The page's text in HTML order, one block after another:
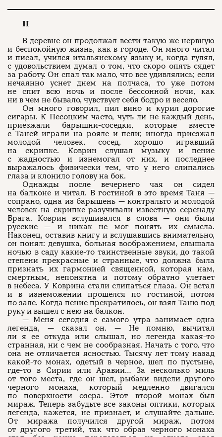
II
В деревне он продолжал вести такую же нервную
и беспокойную жизнь, как в городе. Он много читал
и писал, учился итальянскому языку и, когда гулял,
с удовольствием думал о том, что скоро опять сядет
за работу. Он спал так мало, что все удивлялись; если
нечаянно уснет днем на полчаса, то уже потом
не спит всю ночь и после бессонной ночи, как
ни в чем не бывало, чувствует себя бодро и весело.
Он много говорил, пил вино и курил дорогие
сигары. К Песоцким часто, чуть ли не каждый день,
приезжали барышни-соседки, которые вместе
с Таней играли на рояле и пели; иногда приезжал
молодой человек, сосед, хорошо игравший
на скрипке. Коврин слушал музыку и пение
с жадностью и изнемогал от них, и последнее
выражалось физически тем, что у него слипались
глаза и клонило голову на бок.
Однажды после вечернего чая он сидел
на балконе и читал. В гостиной в это время Таня —
сопрано, одна из барышень — контральто и молодой
человек на скрипке разучивали известную серенаду
Брага. Коврин вслушивался в слова — они были
русские — и никак не мог понять их смысла.
Наконец, оставив книгу и вслушавшись внимательно,
он понял: девушка, больная воображением, слышала
ночью в саду какие-то таинственные звуки, до такой
степени прекрасные и странные, что должна была
признать их гармонией священной, которая нам,
смертным, непонятна и потому обратно улетает
в небеса. У Коврина стали слипаться глаза. Он встал
и в изнеможении прошелся по гостиной, потом
по зале. Когда пение прекратилось, он взял Таню под
руку и вышел с нею на балкон.
— Меня сегодня с самого утра занимает одна
легенда, — сказал он. — Не помню, вычитал
ли я ее откуда или слышал, но легенда какая-то
странная, ни с чем не сообразная. Начать с того, что
она не отличается ясностью. Тысячу лет тому назад
какой-то монах, одетый в черное, шел по пустыне,
где-то в Сирии или Аравии… За несколько миль
от того места, где он шел, рыбаки видели другого
черного монаха, который медленно двигался
по поверхности озера. Этот второй монах был
мираж. Теперь забудьте все законы оптики, которых
легенда, кажется, не признает, и слушайте дальше.
От миража получился другой мираж, потом
от другого третий, так что образ черного монаха